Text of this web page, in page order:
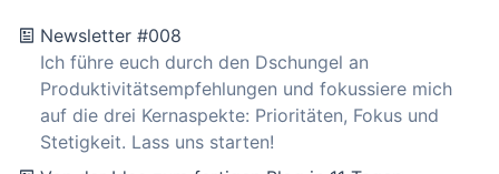
Newsletter #008
Ich führe euch durch den Dschungel an
Produktivitätsempfehlungen und fokussiere mich
auf die drei Kernaspekte: Prioritäten, Fokus und
Stetigkeit. Lass uns starten!